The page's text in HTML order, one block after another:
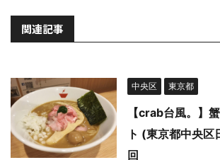
関連記事
中央区 東京都
【crab台風。】
ト (東京都中央
回